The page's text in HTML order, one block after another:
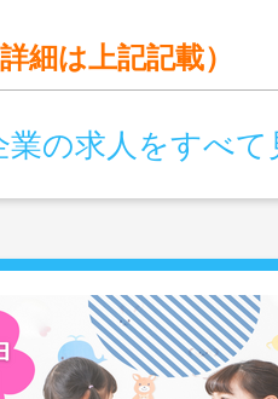
細は上記記載）
業の求人をすべて